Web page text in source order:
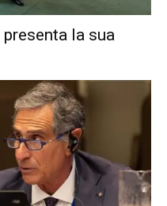
la sua